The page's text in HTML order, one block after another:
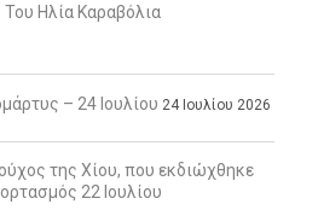
Ηλία Καραβόλια
– 24 Ιουλίου 24 Ιουλίου 2026
της Χίου, που εκδιώχθηκε
22 Ιουλίου